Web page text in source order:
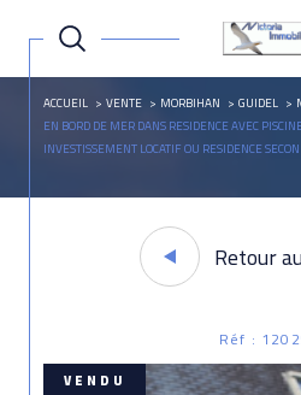
ACCUEIL VENTE MORBIHAN GUIDEL
EN BORD DE MER DANS RESIDENCE AVEC
INVESTISSEMENT LOCATIF OU RESIDENCE SECON
Retour
Réf :
VENDU